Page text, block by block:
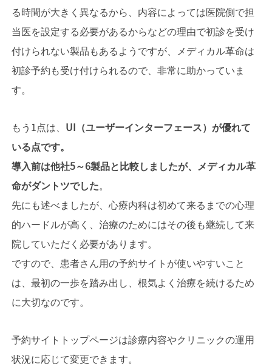
る時間が大きく異なるから、内容によっては医院側で担
当医を設定する必要があるからなどの理由で初診を受け
付けられない製品もあるようですが、メディカル革命は
初診予約も受け付けられるので、非常に助かっていま
す。
もう1点は、 UI（ユーザーインターフェース）が優れて
いる点です。
導入前は他社5～6製品と比較しましたが、メディカル革
命がダントツでした。
先にも述べましたが、心療内科は初めて来るまでの心理
的ハードルが高く、治療のためにはその後も継続して来
院していただく必要があります。
ですので、患者さん用の予約サイトが使いやすいこと
は、最初の一歩を踏み出し、根気よく治療を続けるため
に大切なのです。
予約サイトトップページは診療内容やクリニックの運用
状況に応じて変更できます。